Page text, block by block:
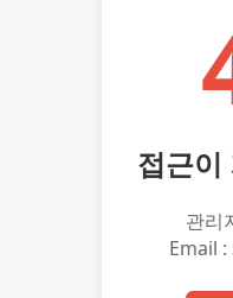
접근이
관리
Email